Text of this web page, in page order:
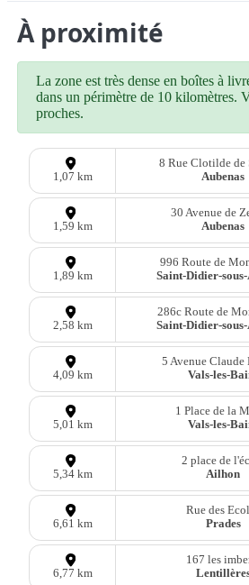
À proximité
La zone est très dense en boîtes à
dans un périmètre de 10 kilomètres.
proches.
1,07 km
8 Rue Clotilde
Aubenas
1,59 km
30 Avenue de
Aubenas
1,89 km
996 Route de
Saint-Didier-sous-
2,58 km
286c Route de
Saint-Didier-sous-
4,09 km
5 Avenue
Vals-les-
5,01 km
1 Place de la
Vals-les-
5,34 km
2 place de
Ailhon
6,61 km
Rue des
Prades
6,77 km
167 les